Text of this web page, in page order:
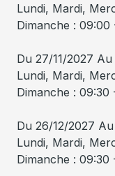
Lundi, Mardi,
Dimanche : 09:00
Du 27/11/2027
Lundi, Mardi,
Dimanche : 09:30
Du 26/12/2027
Lundi, Mardi,
Dimanche : 09:30